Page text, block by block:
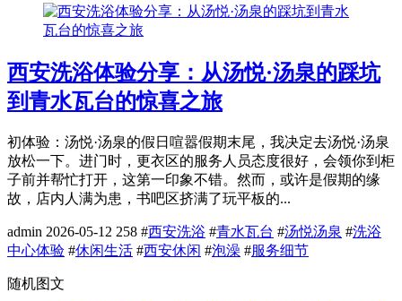
西安洗浴体验分享：从汤悦·汤泉的踩坑
到青水瓦台的惊喜之旅
初体验：汤悦·汤泉的假日喧嚣假期末尾，我决定去汤悦·汤泉
放松一下。进门时，更衣区的服务人员态度很好，会领你到柜
子前并帮忙打开，这第一印象不错。然而，或许是假期的缘
故，店内人满为患，书吧区挤满了玩平板的...
admin 2026-05-12 258 #西安洗浴 #青水瓦台 #汤悦汤泉 #洗浴
中心体验 #休闲生活 #西安休闲 #泡澡 #服务细节
随机图文